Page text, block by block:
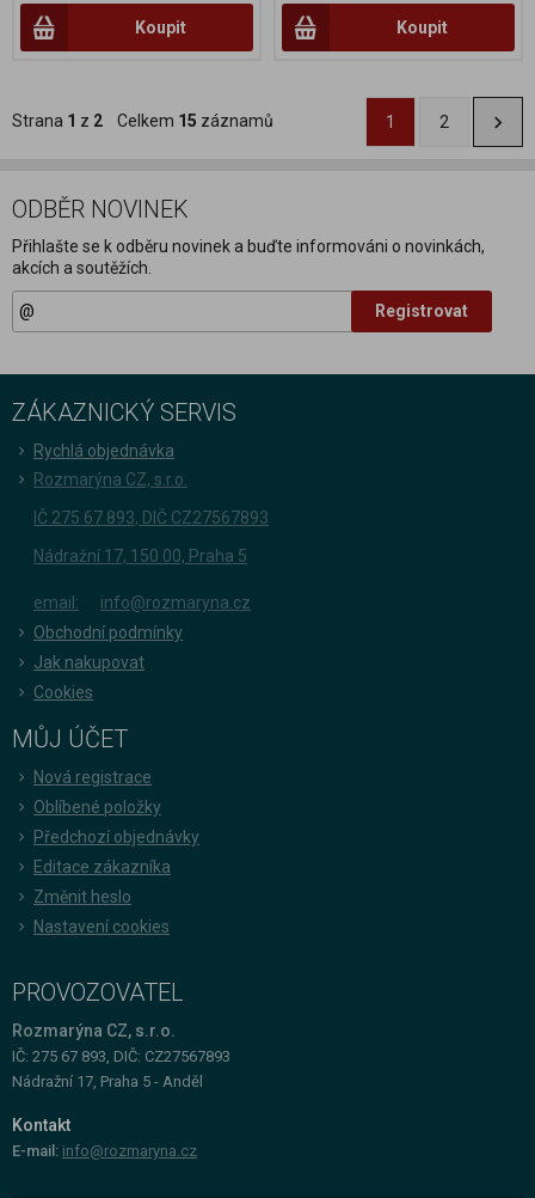
Koupit Koupit
Strana 1 z 2 Celkem 15 záznamů 1 2
ODBĚR NOVINEK
Přihlašte se k odběru novinek a buďte informováni o novinkách,
akcích a soutěžích.
Registrovat
ZÁKAZNICKÝ SERVIS
Rychlá objednávka
Rozmarýna CZ, s.r.o.
IČ 275 67 893, DIČ CZ27567893
Nádražní 17, 150 00, Praha 5
email:
info@rozmaryna.cz
Obchodní podmínky
Jak nakupovat
Cookies
MŮJ ÚČET
Nová registrace
Oblíbené položky
Předchozí objednávky
Editace zákazníka
Změnit heslo
Nastavení cookies
PROVOZOVATEL
Rozmarýna CZ, s.r.o.
IČ: 275 67 893, DIČ: CZ27567893
Nádražní 17, Praha 5 - Anděl
Kontakt
E-mail: info@rozmaryna.cz